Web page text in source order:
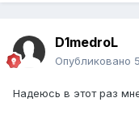
D1medroL
Опубликовано
Надеюсь в этот раз